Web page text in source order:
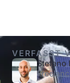
VERFASST
Stefano